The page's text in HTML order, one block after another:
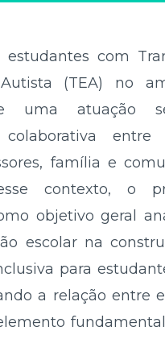
com
(TEA) no
uma atuação
entre
família e
contexto, o
objetivo geral
escolar na
para
a relação entre